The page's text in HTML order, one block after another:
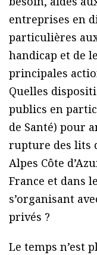
entreprises en
particulières
handicap et de
principales
Quelles
publics en
de Santé) pour
rupture des lits
Alpes Côte
France et dans
s’organisant
privés ?
Le temps n’est